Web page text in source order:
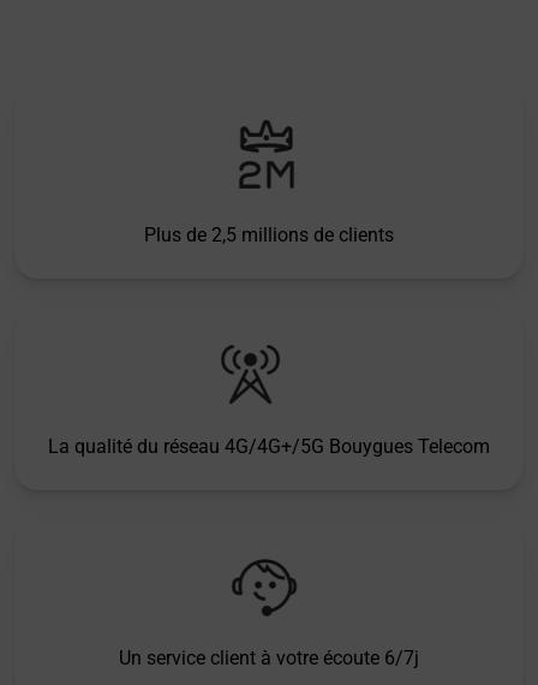
Plus de 2,5 millions de clients
La qualité du réseau 4G/4G+/5G Bouygues Telecom
Un service client à votre écoute 6/7j